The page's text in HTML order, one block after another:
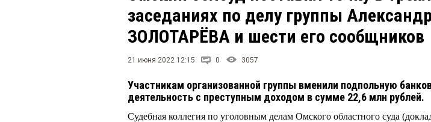
заседаниях по делу группы
ЗОЛОТАРЁВА и шести его сообщников
21 июня 2022 12:15 0 3057
Участникам организованной группы вменили подпольную
деятельность с преступным доходом в сумме 22,6 млн рублей.
Судебная коллегия по уголовным делам Омского областного суда